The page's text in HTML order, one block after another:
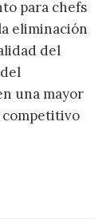
para chefs
eliminación
del
una mayor
competitivo